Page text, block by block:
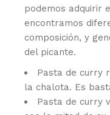
podemos adquirir
encontramos
composición, y
del picante.
Pasta de curry
la chalota. Es
Pasta de curry